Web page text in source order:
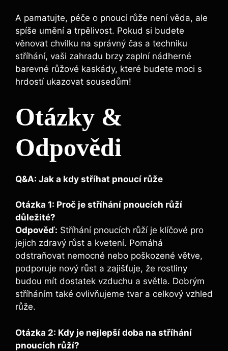
A pamatujte, péče o pnoucí​ růže není věda, ale⁢
spíše umění a trpělivost. Pokud si budete⁤
věnovat ⁢chvilku na ⁣správný čas a techniku
stříhání, vaši zahradu brzy zaplní nádherné
⁢barevné růžové kaskády, které budete moci s⁤
hrdostí ukazovat sousedům!
Otázky &
Odpovědi
Q&A: Jak a kdy stříhat pnoucí růže
Otázka 1: Proč je stříhání pnoucích růží
‌důležité?
Odpověď: Stříhání pnoucích růží je ⁣klíčové pro
jejich zdravý růst ‌a kvetení. Pomáhá
odstraňovat nemocné‍ nebo poškozené větve,
podporuje nový‍ růst a zajišťuje, ‌že rostliny
budou mít dostatek vzduchu a světla.⁢ Dobrým
stříháním také ovlivňujeme tvar a celkový vzhled
růže.
Otázka ‌2: Kdy je nejlepší‌ doba‍ na ⁤stříhání
pnoucích růží?